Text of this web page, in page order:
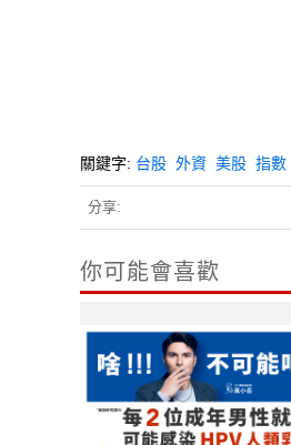
關鍵字: 台股 外資 美股 指數
分享:
你可能會喜歡